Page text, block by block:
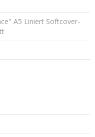
A5 Liniert Softcover-